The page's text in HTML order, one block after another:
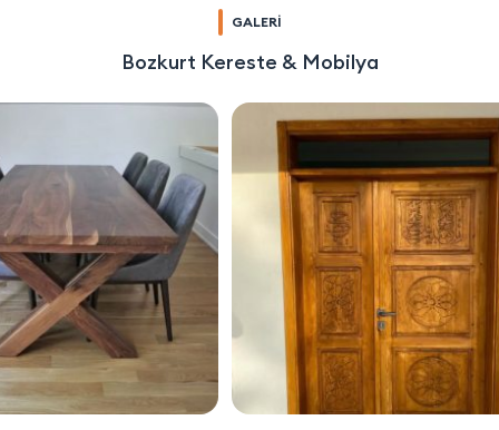
GALERİ
Bozkurt Kereste & Mobilya